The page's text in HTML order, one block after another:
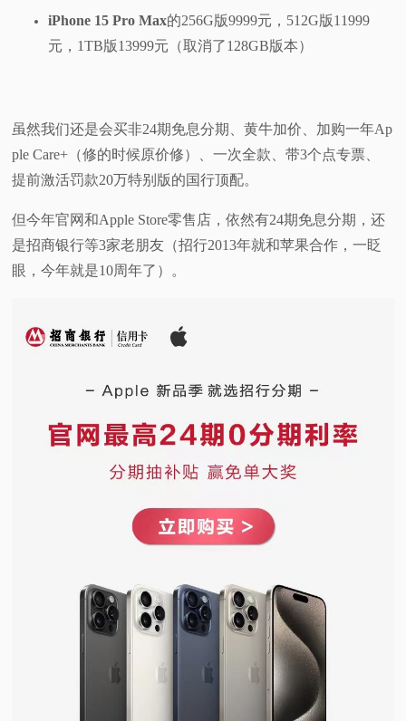
iPhone 15 Pro Max的256G版9999元，512G版11999
元，1TB版13999元（取消了128GB版本）
虽然我们还是会买非24期免息分期、黄牛加价、加购一年Ap
ple Care+（修的时候原价修）、一次全款、带3个点专票、
提前激活罚款20万特别版的国行顶配。
但今年官网和Apple Store零售店，依然有24期免息分期，还
是招商银行等3家老朋友（招行2013年就和苹果合作，一眨
眼，今年就是10周年了）。